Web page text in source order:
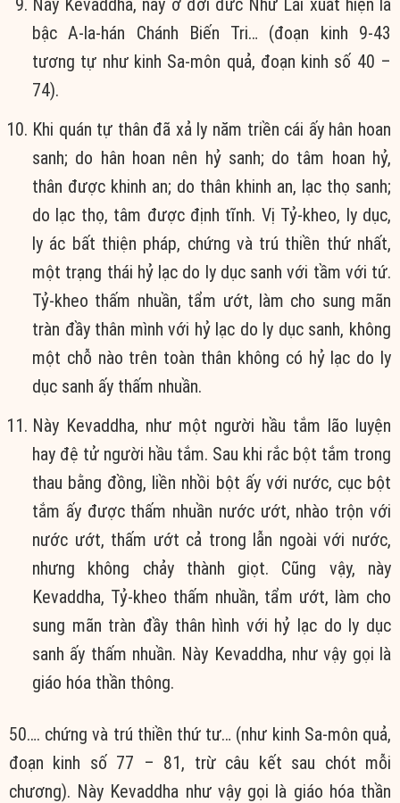
bậc A-la-hán Chánh Biến Tri… (đoạn kinh 9-43
tương tự như kinh Sa-môn quả, đoạn kinh số 40 –
74).
Khi quán tự thân đã xả ly năm triền cái ấy hân hoan
sanh; do hân hoan nên hỷ sanh; do tâm hoan hỷ,
thân được khinh an; do thân khinh an, lạc thọ sanh;
do lạc thọ, tâm được định tĩnh. Vị Tỷ-kheo, ly dục,
ly ác bất thiện pháp, chứng và trú thiền thứ nhất,
một trạng thái hỷ lạc do ly dục sanh với tầm với tứ.
Tỷ-kheo thấm nhuần, tẩm ướt, làm cho sung mãn
tràn đầy thân mình với hỷ lạc do ly dục sanh, không
một chỗ nào trên toàn thân không có hỷ lạc do ly
dục sanh ấy thấm nhuần.
Này Kevaddha, như một người hầu tắm lão luyện
hay đệ tử người hầu tắm. Sau khi rắc bột tắm trong
thau bằng đồng, liền nhồi bột ấy với nước, cục bột
tắm ấy được thấm nhuần nước ướt, nhào trộn với
nước ướt, thấm ướt cả trong lẫn ngoài với nước,
nhưng không chảy thành giọt. Cũng vậy, này
Kevaddha, Tỷ-kheo thấm nhuần, tẩm ướt, làm cho
sung mãn tràn đầy thân hình với hỷ lạc do ly dục
sanh ấy thấm nhuần. Này Kevaddha, như vậy gọi là
giáo hóa thần thông.
50…. chứng và trú thiền thứ tư… (như kinh Sa-môn quả,
đoạn kinh số 77 – 81, trừ câu kết sau chót mỗi
chương). Này Kevaddha như vậy gọi là giáo hóa thần